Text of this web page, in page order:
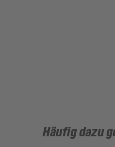
Häufig dazu